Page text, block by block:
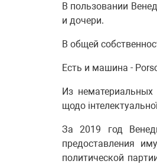
В пользовании
и дочери.
В общей
Есть и машина -
Из нематериальных
щодо
За 2019 год
предоставления
политической